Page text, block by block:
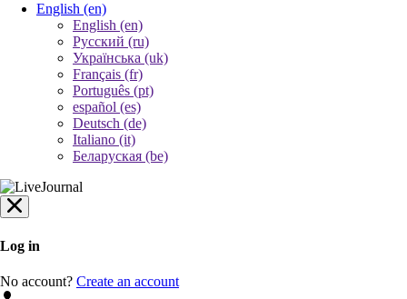
English (en)
English (en)
Русский (ru)
Українська (uk)
Français (fr)
Português (pt)
español (es)
Deutsch (de)
Italiano (it)
Беларуская (be)
Log in
No account? Create an account